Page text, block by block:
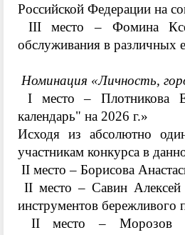
Российской Федерации на
III место – Фомина
обслуживания в различных
Номинация «Личность,
I место – Плотникова
календарь" на 2026 г.»
Исходя из абсолютно
участникам конкурса в
II место – Борисова
II место – Савин Алексей
инструментов бережливого
II место – Морозов